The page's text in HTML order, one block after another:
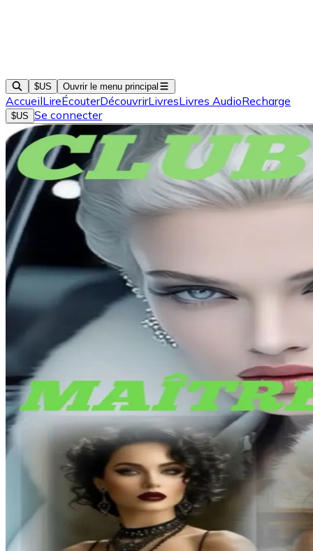
$US Ouvrir le menu principal
AccueilLireÉcouterDécouvrirLivresLivres AudioRecharge
$US Se connecter